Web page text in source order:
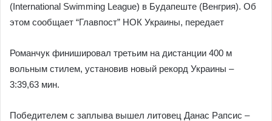
(International Swimming League) в Будапеште (Венгрия). Об
этом сообщает “Главпост” НОК Украины, передает
Романчук финишировал третьим на дистанции 400 м
вольным стилем, установив новый рекорд Украины –
3:39,63 мин.
Победителем с заплыва вышел литовец Данас Рапсис –